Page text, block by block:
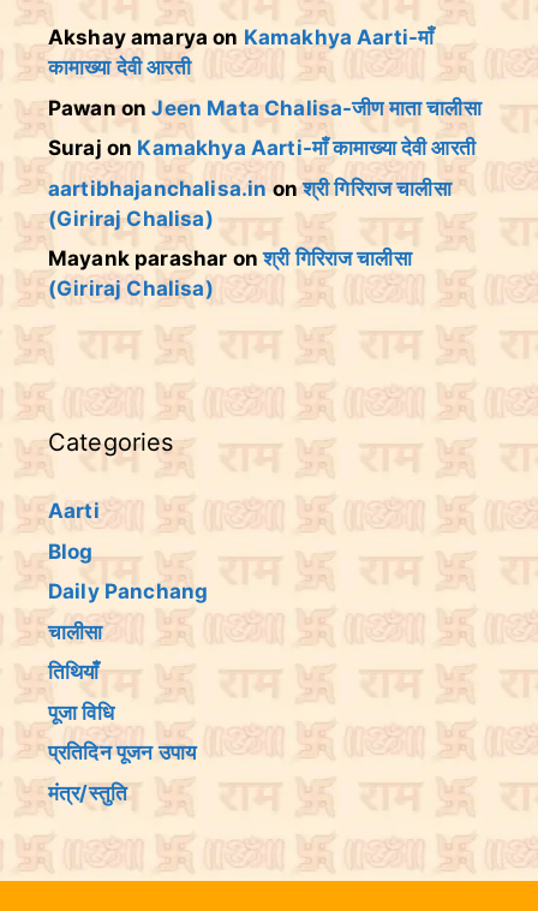
Akshay amarya on Kamakhya Aarti-माँ
कामाख्या देवी आरती
PawanonJeen Mata Chalisa-जीण माता चालीसा
Suraj on Kamakhya Aarti-माँ कामाख्या देवी आरती
aartibhajanchalisa.in onश्री गिरिराज चालीसा
(Giriraj Chalisa)
Mayank parashar onश्री गिरिराज चालीसा
(Giriraj Chalisa)
Categories
Aarti
Blog
Daily Panchang
चालीसा
तिथियांँ
पूजा विधि
प्रतिदिन पूजन उपाय
मंत्र/स्तुति